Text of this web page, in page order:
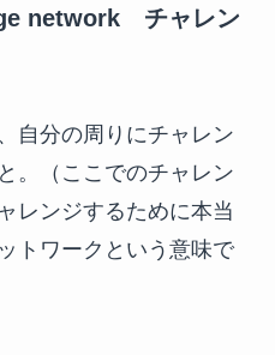
network チャレン
自分の周りにチャレン
。（ここでのチャレン
レンジするために本当
トワークという意味で